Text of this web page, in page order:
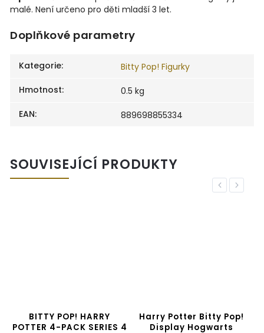
malé. Není určeno pro děti mladší 3 let.
Doplňkové parametry
Kategorie:
Bitty Pop! Figurky
Hmotnost:
0.5 kg
EAN: 889698855334
SOUVISEJÍCÍ PRODUKTY
Previous
BITTY POP! HARRY
POTTER 4-PACK SERIES 4
Harry Potter Bitty Pop!
Display Hogwarts
Next